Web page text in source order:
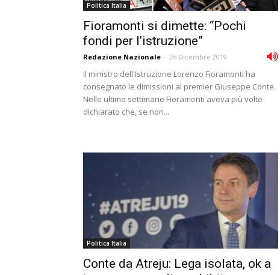
Politica Italia
Fioramonti si dimette: “Pochi
fondi per l’istruzione”
Redazione Nazionale - 26 Dicembre 2019
Il ministro dell'Istruzione Lorenzo Fioramonti ha
consegnato le dimissioni al premier Giuseppe Conte.
Nelle ultime settimane Fioramonti aveva più volte
dichiarato che, se non...
Politica Italia
Conte da Atreju: Lega isolata, ok a